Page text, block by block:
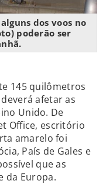
dos voos no
poderão ser
145 quilômetros
afetar as
Unido. De
Office, escritório
amarelo foi
País de Gales e
que as
da Europa.